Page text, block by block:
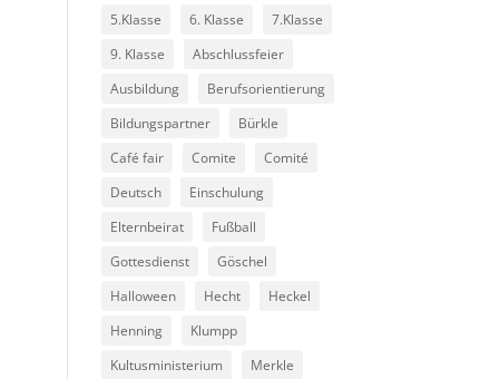
5.Klasse 6. Klasse
7.Klasse
9. Klasse
Abschlussfeier
Ausbildung
Berufsorientierung
Bildungspartner
Bürkle
Café fair
Comite
Comité
Deutsch
Einschulung
Elternbeirat
Fußball
Gottesdienst
Göschel
Halloween
Hecht
Heckel
Henning
Klumpp
Kultusministerium
Merkle